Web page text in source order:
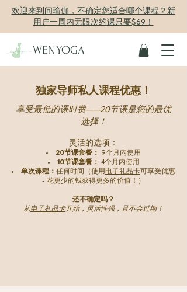
欢迎来到问瑜伽，不确定您适合哪个课程？新
用户一周内无限次约课只要$69！
WENYOGA
独家导师私人课程优惠！
享受最低的课时费——20节课是您的最优
选择！
灵活的选项：
20节课套餐：
9个月内使用
10节课套餐：
4个月内使用
单次课程： 任何时间（使用 电子礼品卡可享受优惠
- 花更少的钱获得更多的价值！）
还不确定吗？
从电子礼品卡开始，灵活性强，且不会过期！